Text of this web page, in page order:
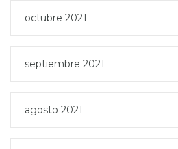
octubre 2021
septiembre 2021
agosto 2021